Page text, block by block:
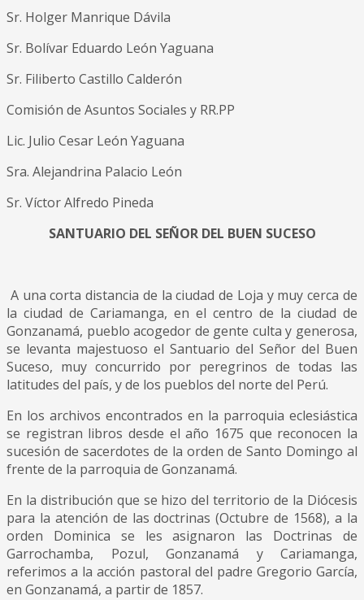
Sr. Holger Manrique Dávila
Sr. Bolívar Eduardo León Yaguana
Sr. Filiberto Castillo Calderón
Comisión de Asuntos Sociales y RR.PP
Lic. Julio Cesar León Yaguana
Sra. Alejandrina Palacio León
Sr. Víctor Alfredo Pineda
SANTUARIO DEL SEÑOR DEL BUEN SUCESO
A una corta distancia de la ciudad de Loja y muy cerca de
la ciudad de Cariamanga, en el centro de la ciudad de
Gonzanamá, pueblo acogedor de gente culta y generosa,
se levanta majestuoso el Santuario del Señor del Buen
Suceso, muy concurrido por peregrinos de todas las
latitudes del país, y de los pueblos del norte del Perú.
En los archivos encontrados en la parroquia eclesiástica
se registran libros desde el año 1675 que reconocen la
sucesión de sacerdotes de la orden de Santo Domingo al
frente de la parroquia de Gonzanamá.
En la distribución que se hizo del territorio de la Diócesis
para la atención de las doctrinas (Octubre de 1568), a la
orden Dominica se les asignaron las Doctrinas de
Garrochamba, Pozul, Gonzanamá y Cariamanga,
referimos a la acción pastoral del padre Gregorio García,
en Gonzanamá, a partir de 1857.